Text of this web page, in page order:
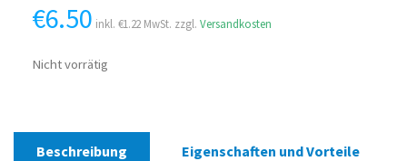
€6.50 inkl. €1.22 MwSt. zzgl.Versandkosten
Nicht vorrätig
Beschreibung Eigenschaften und Vorteile